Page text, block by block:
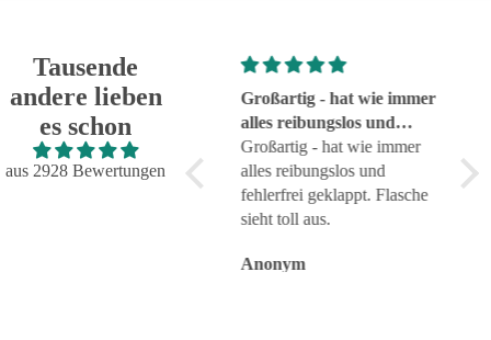
Tausende
andere lieben
es schon
aus 2928 Bewertungen
Super!
Super!
Großartig - hat wie immer
alles reibungslos und
fehlerfrei geklappt
Großartig - hat wie immer
alles reibungslos und
fehlerfrei geklappt. Flasche
sieht toll aus.
Anonym